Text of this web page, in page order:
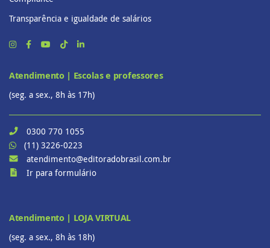
Transparência e igualdade de salários
Atendimento | Escolas e professores
(seg. a sex., 8h às 17h)
0300 770 1055
(11) 3226-0223
atendimento@editoradobrasil.com.br
Ir para formulário
Atendimento | LOJA VIRTUAL
(seg. a sex., 8h às 18h)